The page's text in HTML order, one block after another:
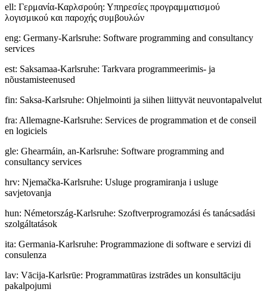
ell: Γερμανία-Καρλσρούη: Υπηρεσίες προγραμματισμού
λογισμικού και παροχής συμβουλών
eng: Germany-Karlsruhe: Software programming and consultancy
services
est: Saksamaa-Karlsruhe: Tarkvara programmeerimis- ja
nõustamisteenused
fin: Saksa-Karlsruhe: Ohjelmointi ja siihen liittyvät neuvontapalvelut
fra: Allemagne-Karlsruhe: Services de programmation et de conseil
en logiciels
gle: Ghearmáin, an-Karlsruhe: Software programming and
consultancy services
hrv: Njemačka-Karlsruhe: Usluge programiranja i usluge
savjetovanja
hun: Németország-Karlsruhe: Szoftverprogramozási és tanácsadási
szolgáltatások
ita: Germania-Karlsruhe: Programmazione di software e servizi di
consulenza
lav: Vācija-Karlsrūe: Programmatūras izstrādes un konsultāciju
pakalpojumi